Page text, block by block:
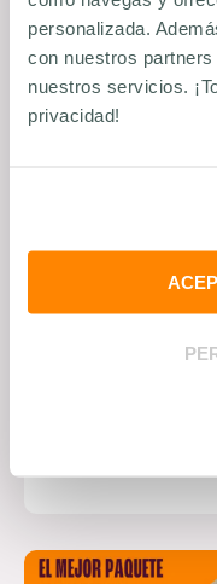
personalizada.
con nuestros
nuestros servicios.
privacidad!
consejos